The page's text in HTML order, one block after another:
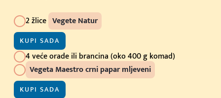
2 žlice Vegete Natur
KUPI SADA
4 veće orade ili brancina (oko 400 g komad)
Vegeta Maestro crni papar mljeveni
KUPI SADA